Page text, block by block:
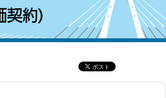
契約)